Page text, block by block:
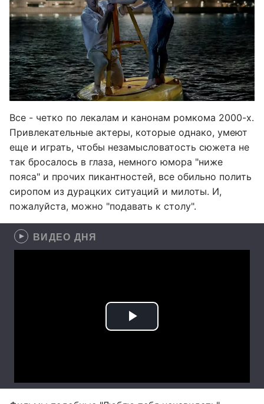
Все - четко по лекалам и канонам ромкома 2000-х.
Привлекательные актеры, которые однако, умеют
еще и играть, чтобы незамысловатость сюжета не
так бросалось в глаза, немного юмора "ниже
пояса" и прочих пикантностей, все обильно полить
сиропом из дурацких ситуаций и милоты. И,
пожалуйста, можно "подавать к столу".
ВИДЕО ДНЯ